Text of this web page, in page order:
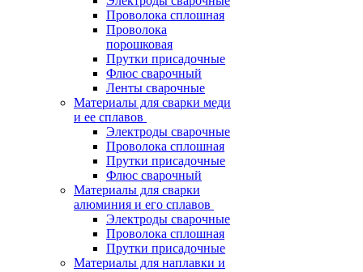
Проволока сплошная
Проволока
порошковая
Прутки присадочные
Флюс сварочный
Ленты сварочные
Материалы для сварки меди
и ее сплавов
Электроды сварочные
Проволока сплошная
Прутки присадочные
Флюс сварочный
Материалы для сварки
алюминия и его сплавов
Электроды сварочные
Проволока сплошная
Прутки присадочные
Материалы для наплавки и